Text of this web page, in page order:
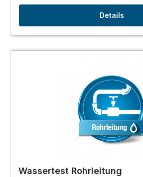
Details
Wassertest Rohrleitung